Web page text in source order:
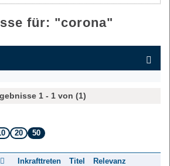
für: "corona"
1 - 1 von (1)
20 50
Inkrafttreten Titel Relevanz